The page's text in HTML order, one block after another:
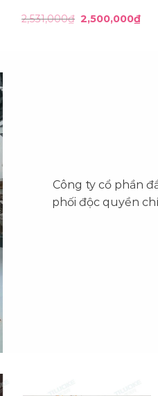
2,531,000₫ Giá
gốc
2,500,000₫Giá
Công ty cổ phần
phối độc quyền